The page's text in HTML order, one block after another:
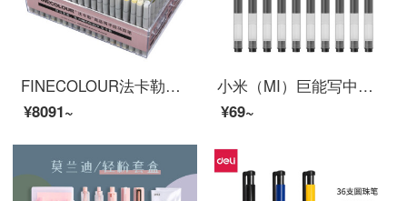
FINECOLOUR法卡勒马克笔软头一代二代三代四代平面绘画动漫标准手绘设计120色240色套装 一代全套240色亚克力笔盒装
¥8091~
小米（MI）巨能写中性笔 10支装 红色 0.5mm 商务办公学生中性笔会议笔 小米巨能写中性笔-黑色
¥69~